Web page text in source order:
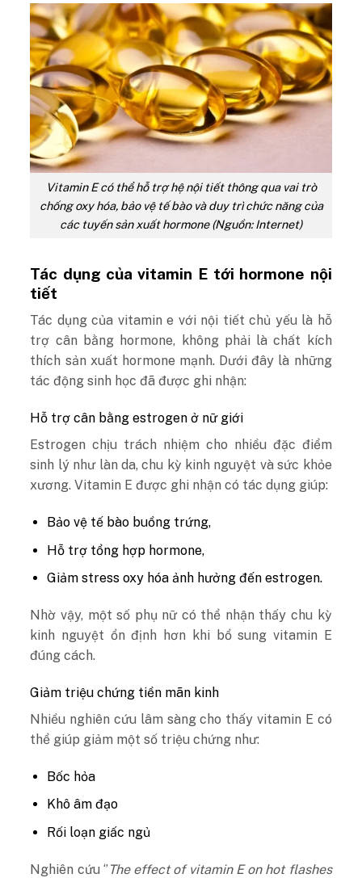
Vitamin E có thể hỗ trợ hệ nội tiết thông qua vai trò
chống oxy hóa, bảo vệ tế bào và duy trì chức năng của
các tuyến sản xuất hormone (Nguồn: Internet)
Tác dụng của vitamin E tới hormone nội
tiết
Tác dụng của vitamin e với nội tiết chủ yếu là hỗ
trợ cân bằng hormone, không phải là chất kích
thích sản xuất hormone mạnh. Dưới đây là những
tác động sinh học đã được ghi nhận:
Hỗ trợ cân bằng estrogen ở nữ giới
Estrogen chịu trách nhiệm cho nhiều đặc điểm
sinh lý như làn da, chu kỳ kinh nguyệt và sức khỏe
xương. Vitamin E được ghi nhận có tác dụng giúp:
Bảo vệ tế bào buồng trứng,
Hỗ trợ tổng hợp hormone,
Giảm stress oxy hóa ảnh hưởng đến estrogen.
Nhờ vậy, một số phụ nữ có thể nhận thấy chu kỳ
kinh nguyệt ổn định hơn khi bổ sung vitamin E
đúng cách.
Giảm triệu chứng tiền mãn kinh
Nhiều nghiên cứu lâm sàng cho thấy vitamin E có
thể giúp giảm một số triệu chứng như:
Bốc hỏa
Khô âm đạo
Rối loạn giấc ngủ
Nghiên cứu ‘’The effect of vitamin E on hot flashes